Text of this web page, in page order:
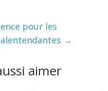
pour les
→
aimer